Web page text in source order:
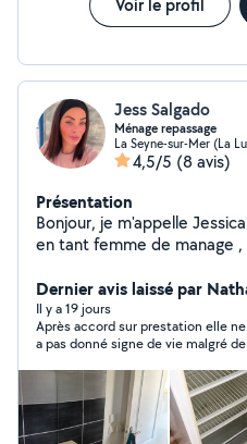
Voir le profil
Jess Salgado
Ménage repassage
La Seyne-sur-Mer (La
4,5/5 (8 avis)
Présentation
Bonjour, je m'appelle
en tant femme de manage
contacter
Dernier avis laissé par
Il y a 19 jours
Après accord sur prestation elle
a pas donné signe de vie malgré